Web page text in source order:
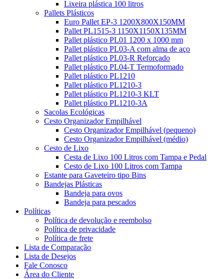
Lixeira plástica 100 litros
Pallets Plásticos
Euro Pallet EP-3 1200X800X150MM
Pallet PL1515-3 1150X1150X135MM
Pallet plástico PL01 1200 x 1000 mm
Pallet plástico PL03-A com alma de aço
Pallet plástico PL03-R Reforçado
Pallet plástico PL04-T Termoformado
Pallet plástico PL1210
Pallet plástico PL1210-3
Pallet plástico PL1210-3 KLT
Pallet plástico PL1210-3A
Sacolas Ecológicas
Cesto Organizador Empilhável
Cesto Organizador Empilhável (pequeno)
Cesto Organizador Empilhável (médio)
Cesto de Lixo
Cesta de Lixo 100 Litros com Tampa e Pedal
Cesto de Lixo 100 Litros com Tampa
Estante para Gaveteiro tipo Bins
Bandejas Plásticas
Bandeja para ovos
Bandeja para pescados
Políticas
Política de devolução e reembolso
Política de privacidade
Política de frete
Lista de Comparação
Lista de Desejos
Fale Conosco
Área do Cliente